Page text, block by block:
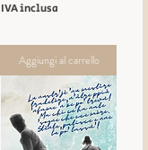
IVA inclusa
Aggiungi al carrello